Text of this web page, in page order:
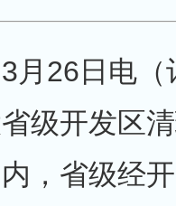
26日电（
级开发区
，省级经